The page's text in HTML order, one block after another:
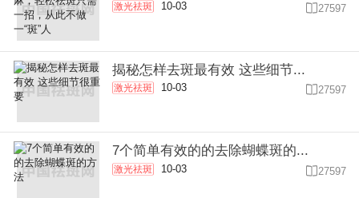
激光祛斑 10-03 27597
揭秘怎样去斑最有效 这些细节...
激光祛斑 10-03  27597
7个简单有效的的去除蝴蝶斑的...
激光祛斑 10-03 27597